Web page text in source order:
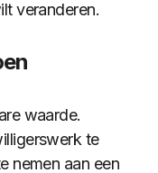
veranderen.
waarde.
te
nemen aan een